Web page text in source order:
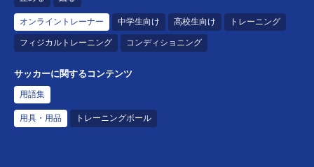
オンライントレーナー 中学生向け 高校生向け トレーニング
フィジカルトレーニング コンディショニング
サッカーに関するコンテンツ
用語集
用具・用品 トレーニングボール